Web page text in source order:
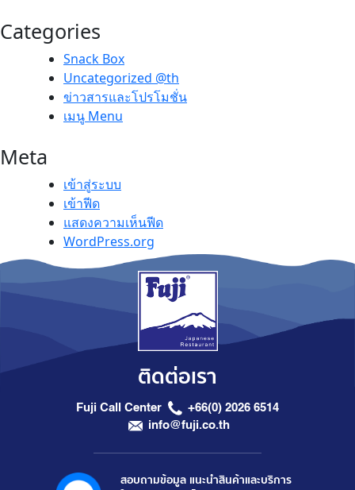
Categories
Snack Box
Uncategorized @th
ข่าวสารและโปรโมชั่น
เมนู Menu
Meta
เข้าสู่ระบบ
เข้าฟีด
แสดงความเห็นฟีด
WordPress.org
ติดต่อเรา
Fuji Call Center
+66(0) 2026 6514
info@fuji.co.th
สอบถามข้อมูล แนะนำสินค้าและบริการ